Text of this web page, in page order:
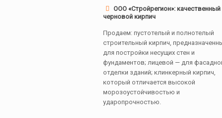
ООО «Стройрегион»: качественный
черновой кирпич
Продаем: пустотелый и полнотелый
строительный кирпич,
для постройки несущих стен и
фундаментов; лицевой — для
отделки зданий; клинкерный кирпич,
который отличается высокой
морозоустойчивостью и
ударопрочностью.